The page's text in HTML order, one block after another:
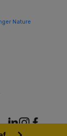
Nature